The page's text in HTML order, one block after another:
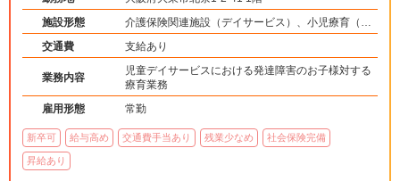
施設形態
介護保険関連施設（デイサービス）、小児療育（小
児施設）
交通費 支給あり
業務内容
児童デイサービスにおける発達障害のお子様対する
療育業務
雇用形態
常勤
新卒可 給与高め 交通費手当あり 残業少なめ 社会保険完備
昇給あり